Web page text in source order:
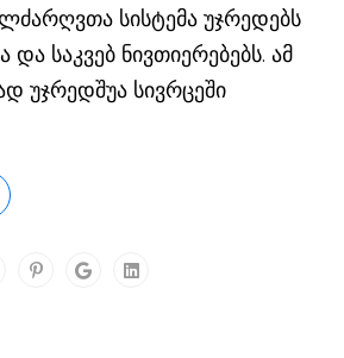
სისტემა უჯრედებს
და საკვებ ნივთიერებებს. ამ
უჯრედშუა სივრცეში